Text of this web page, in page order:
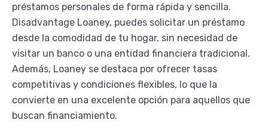
préstamos personales de forma rápida y sencilla.
Disadvantage Loaney, puedes solicitar un préstamo
desde la comodidad de tu hogar, sin necesidad de
visitar un banco o una entidad financiera tradicional.
Además, Loaney se destaca por ofrecer tasas
competitivas y condiciones flexibles, lo que la
convierte en una excelente opción para aquellos que
buscan financiamiento.